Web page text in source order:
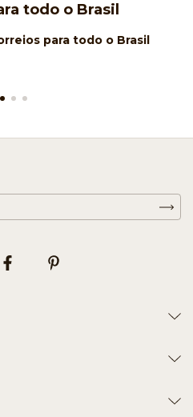
todo o Brasil
para todo o Brasil